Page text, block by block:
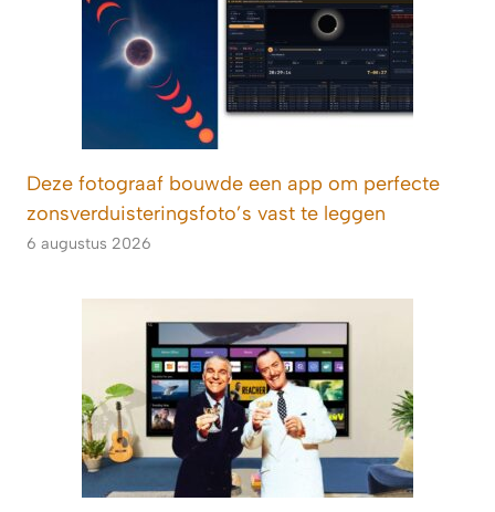
Deze fotograaf bouwde een app om perfecte
zonsverduisteringsfoto’s vast te leggen
6 augustus 2026